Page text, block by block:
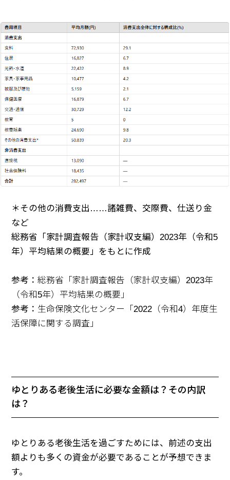
＊その他の消費支出……諸雑費、交際費、仕送り金
など
総務省「家計調査報告（家計収支編）2023年（令和5
年）平均結果の概要」をもとに作成
参考：総務省「家計調査報告（家計収支編）2023年
（令和5年）平均結果の概要」
参考： 生命保険文化センター「2022（令和4）年度生
活保障に関する調査」
ゆとりある老後生活に必要な金額は？その内訳
は？
ゆとりある老後生活を過ごすためには、前述の支出
額よりも多くの資金が必要であることが予想できま
す。